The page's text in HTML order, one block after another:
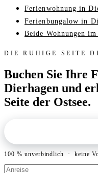
Ferienwohnung in
Ferienbungalow in
Beide Wohnungen
DIE RUHIGE SEITE
Buchen Sie Ihre
Dierhagen und
Seite der Ostsee.
100 % unverbindlich · keine